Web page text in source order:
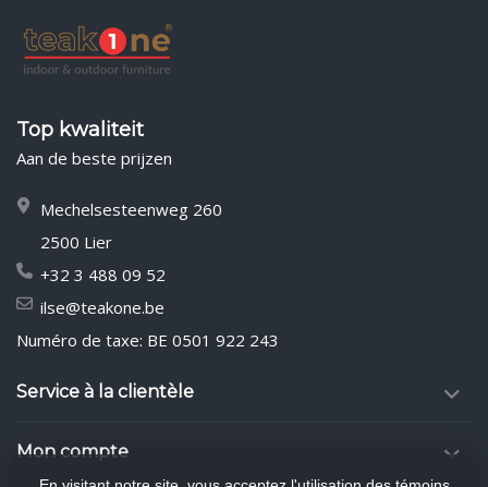
Top kwaliteit
Aan de beste prijzen
Mechelsesteenweg 260
2500 Lier
+32 3 488 09 52
ilse@teakone.be
Numéro de taxe: BE 0501 922 243
Service à la clientèle
Mon compte